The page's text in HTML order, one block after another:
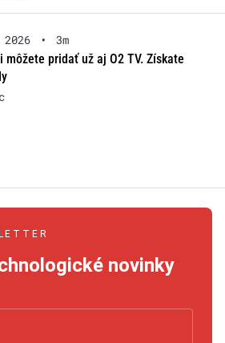
•
3m
môžete pridať už aj O2 TV. Získate
novinky